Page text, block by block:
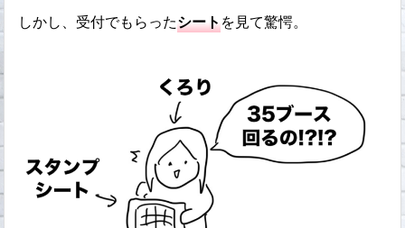
しかし、受付でもらったシートを見て驚愕。